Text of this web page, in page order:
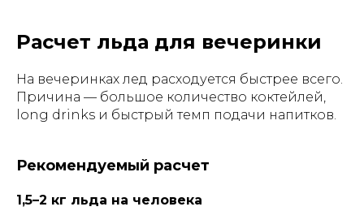
Расчет льда для вечеринки
На вечеринках лед расходуется быстрее всего.
Причина — большое количество коктейлей,
long drinks и быстрый темп подачи напитков.
Рекомендуемый расчет
1,5–2 кг льда на человека